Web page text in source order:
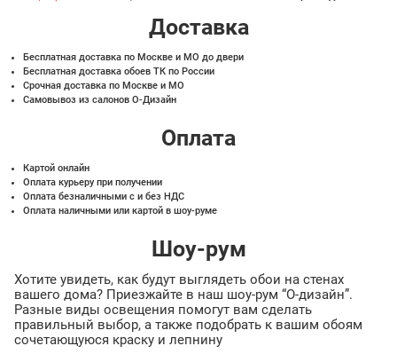
Доставка
Бесплатная доставка по Москве и МО до двери
Бесплатная доставка обоев ТК по России
Срочная доставка по Москве и МО
Самовывоз из салонов О-Дизайн
Оплата
Картой онлайн
Оплата курьеру при получении
Оплата безналичными с и без НДС
Оплата наличными или картой в шоу-руме
Шоу-рум
Хотите увидеть, как будут выглядеть обои на стенах
вашего дома? Приезжайте в наш шоу-рум “О-дизайн”.
Разные виды освещения помогут вам сделать
правильный выбор, а также подобрать к вашим обоям
сочетающуюся краску и лепнину